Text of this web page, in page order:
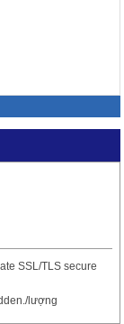
SSL/TLS secure
lượng